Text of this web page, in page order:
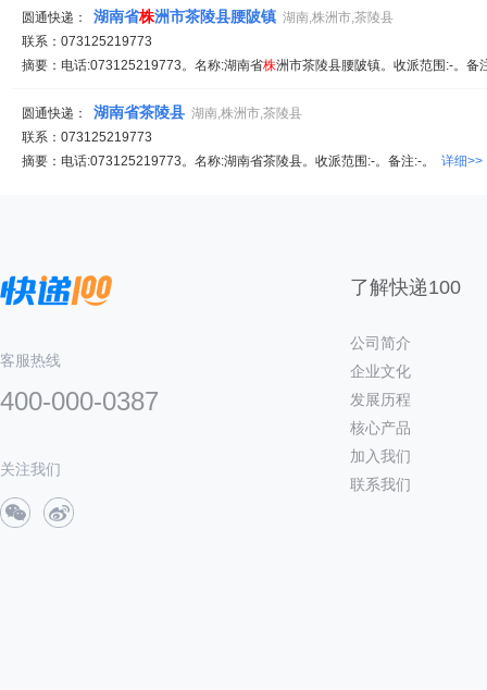
圆通快递： 湖南省株洲市茶陵县腰陂镇 湖南,株洲市,茶陵县
联系：073125219773
摘要：电话:073125219773。名称:湖南省株洲市茶陵县腰陂镇。收派范围:-。
圆通快递： 湖南省茶陵县 湖南,株洲市,茶陵县
联系：073125219773
摘要：电话:073125219773。名称:湖南省茶陵县。收派范围:-。备注:-。 详细>>
客服热线
400-000-0387
关注我们
了解快递100
公司简介
企业文化
发展历程
核心产品
加入我们
联系我们